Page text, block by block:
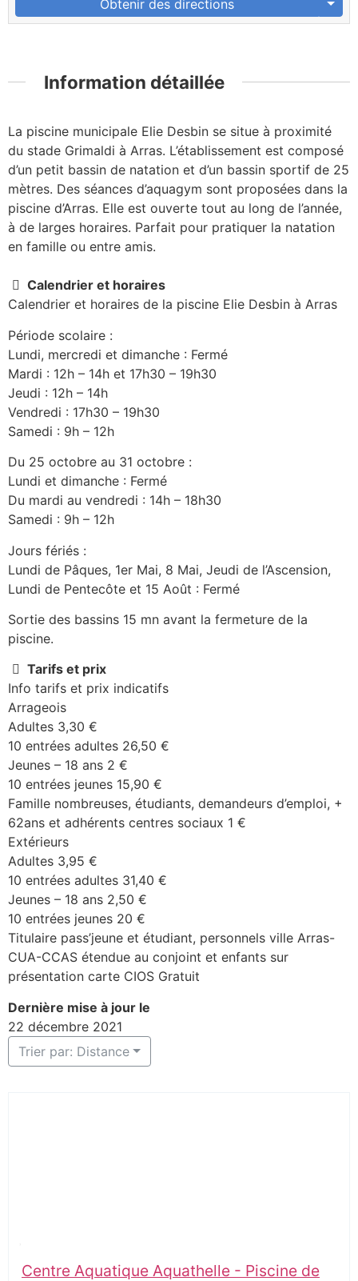
Obtenir des directions
Information détaillée
La piscine municipale Elie Desbin se situe à proximité
du stade Grimaldi à Arras. L’établissement est composé
d’un petit bassin de natation et d’un bassin sportif de 25
mètres. Des séances d’aquagym sont proposées dans la
piscine d’Arras. Elle est ouverte tout au long de l’année,
à de larges horaires. Parfait pour pratiquer la natation
en famille ou entre amis.
Calendrier et horaires
Calendrier et horaires de la piscine Elie Desbin à Arras
Période scolaire :
Lundi, mercredi et dimanche : Fermé
Mardi : 12h – 14h et 17h30 – 19h30
Jeudi : 12h – 14h
Vendredi : 17h30 – 19h30
Samedi : 9h – 12h
Du 25 octobre au 31 octobre :
Lundi et dimanche : Fermé
Du mardi au vendredi : 14h – 18h30
Samedi : 9h – 12h
Jours fériés :
Lundi de Pâques, 1er Mai, 8 Mai, Jeudi de l’Ascension,
Lundi de Pentecôte et 15 Août : Fermé
Sortie des bassins 15 mn avant la fermeture de la
piscine.
Tarifs et prix
Info tarifs et prix indicatifs
Arrageois
Adultes 3,30 €
10 entrées adultes 26,50 €
Jeunes – 18 ans 2 €
10 entrées jeunes 15,90 €
Famille nombreuses, étudiants, demandeurs d’emploi, +
62ans et adhérents centres sociaux 1 €
Extérieurs
Adultes 3,95 €
10 entrées adultes 31,40 €
Jeunes – 18 ans 2,50 €
10 entrées jeunes 20 €
Titulaire pass’jeune et étudiant, personnels ville Arras-
CUA-CCAS étendue au conjoint et enfants sur
présentation carte CIOS Gratuit
Dernière mise à jour le
22 décembre 2021
Trier par: Distance
Centre Aquatique Aquathelle - Piscine de